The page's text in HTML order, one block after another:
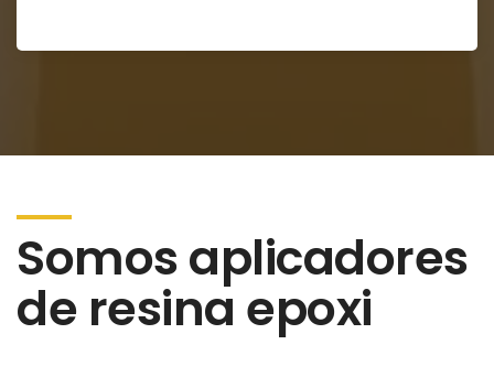
Somos aplicadores
de resina epoxi